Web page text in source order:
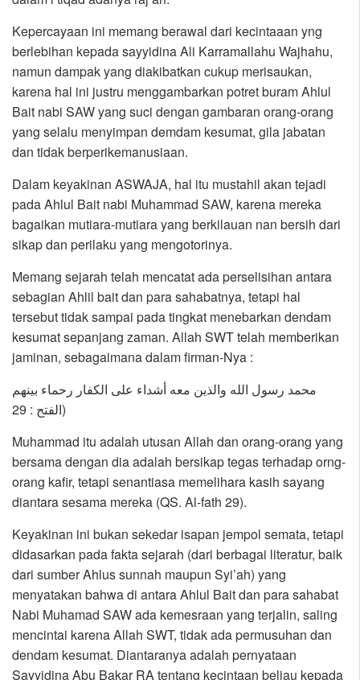
Kepercayaan ini memang berawal dari kecintaaan yng
berlebihan kepada sayyidina Ali Karramallahu Wajhahu,
namun dampak yang diakibatkan cukup merisaukan,
karena hal ini justru menggambarkan potret buram Ahlul
Bait nabi SAW yang suci dengan gambaran orang-orang
yang selalu menyimpan demdam kesumat, gila jabatan
dan tidak berperikemanusiaan.
Dalam keyakinan ASWAJA, hal itu mustahil akan tejadi
pada Ahlul Bait nabi Muhammad SAW, karena mereka
bagaikan mutiara-mutiara yang berkilauan nan bersih dari
sikap dan perilaku yang mengotorinya.
Memang sejarah telah mencatat ada perselisihan antara
sebagian Ahlil bait dan para sahabatnya, tetapi hal
tersebut tidak sampai pada tingkat menebarkan dendam
kesumat sepanjang zaman. Allah SWT telah memberikan
jaminan, sebagaimana dalam firman-Nya :
محمد رسول الله والذين معه أشداء على الكفار رحماء بينهم
(الفتح : 29
Muhammad itu adalah utusan Allah dan orang-orang yang
bersama dengan dia adalah bersikap tegas terhadap orng-
orang kafir, tetapi senantiasa memelihara kasih sayang
diantara sesama mereka (QS. Al-fath 29).
Keyakinan ini bukan sekedar isapan jempol semata, tetapi
didasarkan pada fakta sejarah (dari berbagai literatur, baik
dari sumber Ahlus sunnah maupun Syi’ah) yang
menyatakan bahwa di antara Ahlul Bait dan para sahabat
Nabi Muhamad SAW ada kemesraan yang terjalin, saling
mencintai karena Allah SWT, tidak ada permusuhan dan
dendam kesumat. Diantaranya adalah pernyataan
Sayyidina Abu Bakar RA tentang kecintaan beliau kepada